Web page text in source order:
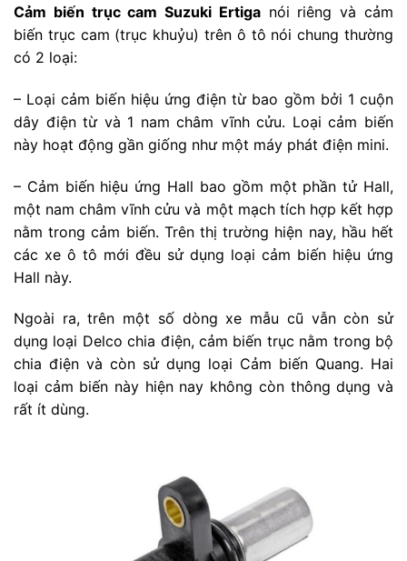
Cảm biến trục cam Suzuki Ertiganói riêng và cảm
biến trục cam (trục khuỷu) trên ô tô nói chung thường
có 2 loại:
– Loại cảm biến hiệu ứng điện từ bao gồm bởi 1 cuộn
dây điện từ và 1 nam châm vĩnh cửu. Loại cảm biến
này hoạt động gần giống như một máy phát điện mini.
– Cảm biến hiệu ứng Hall bao gồm một phần tử Hall,
một nam châm vĩnh cửu và một mạch tích hợp kết hợp
nằm trong cảm biến. Trên thị trường hiện nay, hầu hết
các xe ô tô mới đều sử dụng loại cảm biến hiệu ứng
Hall này.
Ngoài ra, trên một số dòng xe mẫu cũ vẫn còn sử
dụng loại Delco chia điện, cảm biến trục nằm trong bộ
chia điện và còn sử dụng loại Cảm biến Quang. Hai
loại cảm biến này hiện nay không còn thông dụng và
rất ít dùng.